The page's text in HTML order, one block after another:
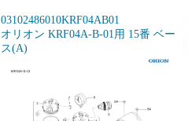
03102486010KRF04AB01
オリオン KRF04A-B-01用 15番 ベー
ス(A)